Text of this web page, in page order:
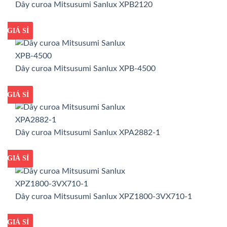
Dây curoa Mitsusumi Sanlux XPB2120
GIÁ TỐT
GIÁ SỈ
Dây curoa Mitsusumi Sanlux XPB-4500
GIÁ TỐT
GIÁ SỈ
Dây curoa Mitsusumi Sanlux XPA2882-1
GIÁ TỐT
GIÁ SỈ
Dây curoa Mitsusumi Sanlux XPZ1800-3VX710-1
GIÁ TỐT
GIÁ SỈ